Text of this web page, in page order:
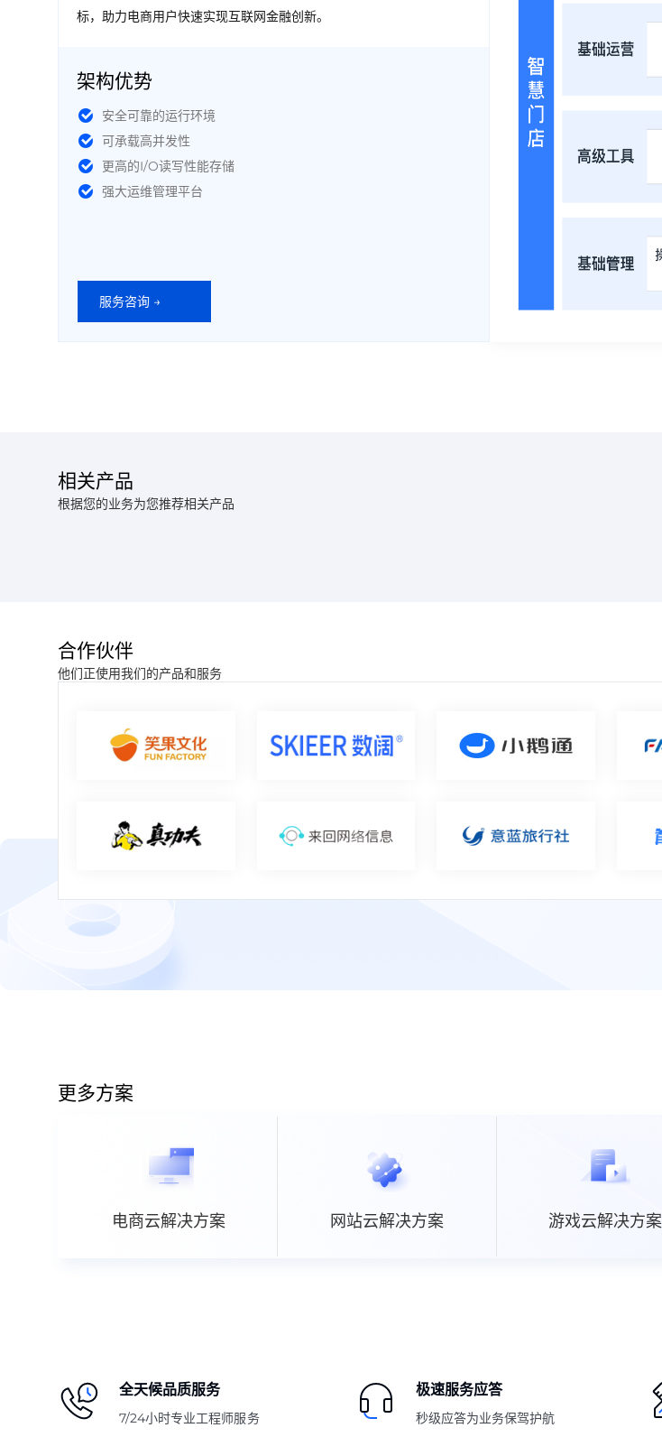
标，助力电商用户快速实现互联网金融创新。
架构优势
安全可靠的运行环境
可承载高并发性
更高的I/O读写性能存储
强大运维管理平台
服务咨询 →
相关产品
根据您的业务为您推荐相关产品
合作伙伴
他们正使用我们的产品和服务
更多方案
电商云解决方案 网站云解决方案 游戏云解决方案
全天候品质服务
7/24小时专业工程师服务
极速服务应答
秒级应答为业务保驾护航